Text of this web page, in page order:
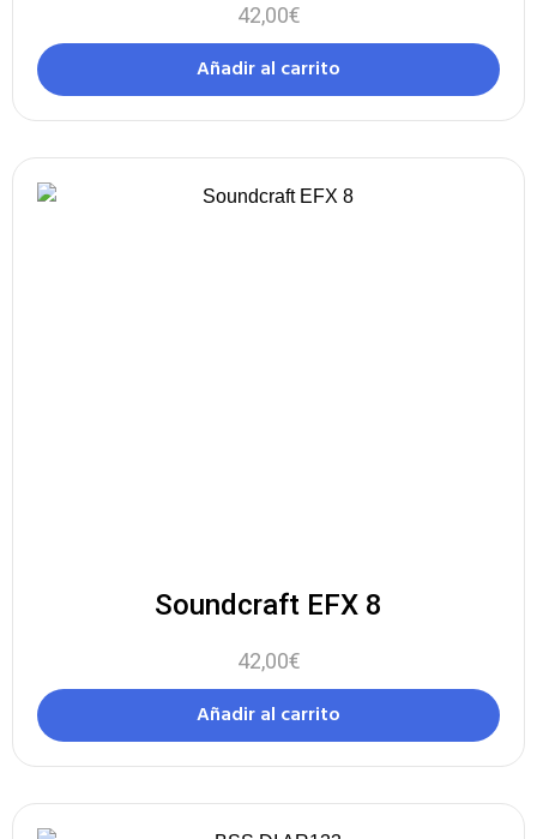
42,00€
Añadir al carrito
Soundcraft EFX 8
42,00€
Añadir al carrito